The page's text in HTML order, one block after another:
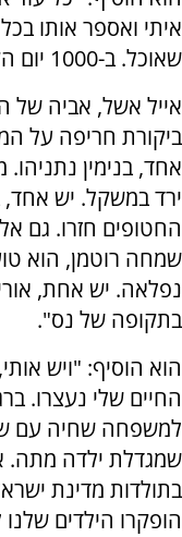
איתי ואספר אותו
שאוכל. ב-1000 יום הקרובים, ועד סוף החיים".
אייל אשל, אביה של
ביקורת חריפה על
ירד במשקל. יש אחד,
החטופים חזרו. גם
שמחה רוטמן, הוא
נפלאה. יש אחת,
בתקופה של נס".
הוא הוסיף: "ויש
החיים שלי נעצרו.
למשפחה שחיה עם
שמגדלת ילדה מתה.
בתולדות מדינת
הופקרו הילדים